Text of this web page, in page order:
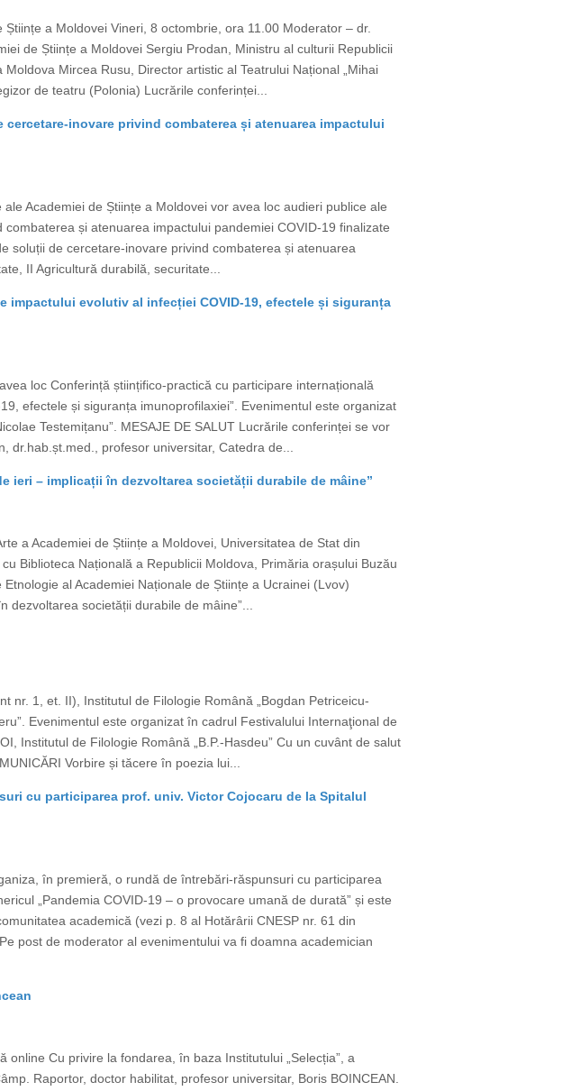
a Moldovei Vineri, 8 octombrie, ora 11.00 Moderator – dr.
de Științe a Moldovei Sergiu Prodan, Ministru al culturii Republicii
Mircea Rusu, Director artistic al Teatrului Național „Mihai
de teatru (Polonia) Lucrările conferinței...
inovare privind combaterea și atenuarea impactului
Academiei de Științe a Moldovei vor avea loc audieri publice ale
și atenuarea impactului pandemiei COVID-19 finalizate
soluții de cercetare-inovare privind combaterea și atenuarea
II Agricultură durabilă, securitate...
evolutiv al infecției COVID-19, efectele și siguranța
loc Conferință științifico-practică cu participare internațională
efectele și siguranța imunoprofilaxiei”. Evenimentul este organizat
Testemițanu”. MESAJE DE SALUT Lucrările conferinței se vor
profesor universitar, Catedra de...
ieri – implicații în dezvoltarea societății durabile de mâine”
a Academiei de Științe a Moldovei, Universitatea de Stat din
Biblioteca Națională a Republicii Moldova, Primăria orașului Buzău
al Academiei Naționale de Științe a Ucrainei (Lvov)
societății durabile de mâine”...
nr. 1, et. II), Institutul de Filologie Română „Bogdan Petriceicu-
Evenimentul este organizat în cadrul Festivalului Internaţional de
Institutul de Filologie Română „B.P.-Hasdeu” Cu un cuvânt de salut
Vorbire și tăcere în poezia lui...
cu participarea prof. univ. Victor Cojocaru de la Spitalul
în premieră, o rundă de întrebări-răspunsuri cu participarea
„Pandemia COVID-19 – o provocare umană de durată” și este
academică (vezi p. 8 al Hotărârii CNESP nr. 61 din
post de moderator al evenimentului va fi doamna academician
Cu privire la fondarea, în baza Institutului „Selecția”, a
Raportor, doctor habilitat, profesor universitar, Boris BOINCEAN.